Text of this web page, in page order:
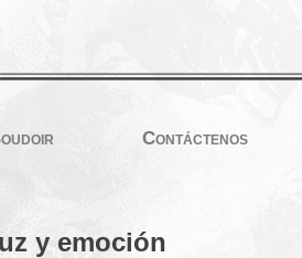
Contáctenos
y emoción